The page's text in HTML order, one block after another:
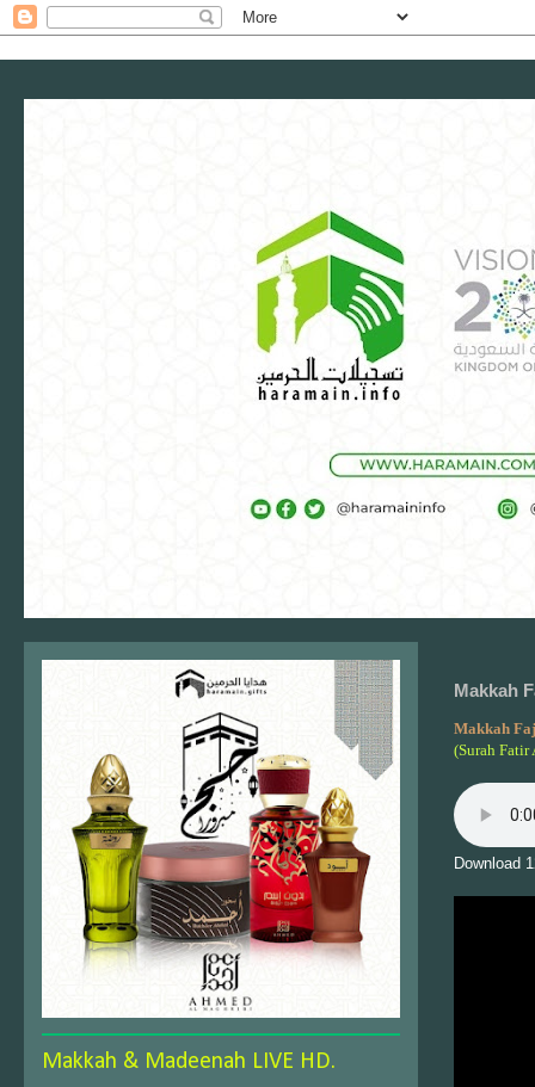
Makkah
Makkah
(Surah Fatir
Download
Makkah & Madeenah LIVE HD.